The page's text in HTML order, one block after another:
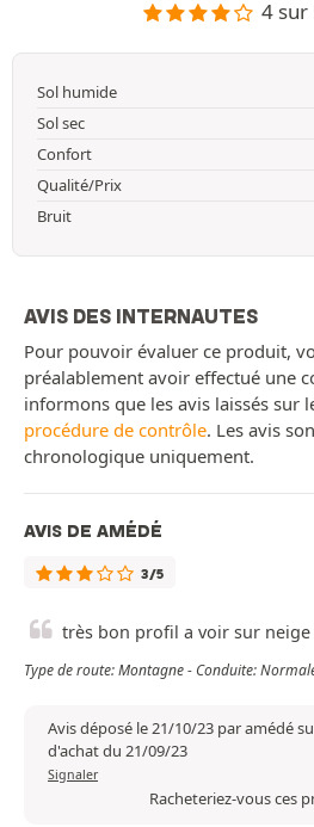
4 sur
Sol humide
Sol sec
Confort
Qualité/Prix
Bruit
AVIS DES INTERNAUTES
Pour pouvoir évaluer ce produit,
préalablement avoir effectué une
informons que les avis laissés sur
procédure de contrôle. Les avis
chronologique uniquement.
AVIS DE AMÉDÉ
3/5
très bon profil a voir sur neige
Type de route: Montagne - Conduite:
Avis déposé le 21/10/23 par amédé
d'achat du 21/09/23
Signaler
Racheteriez-vous ces